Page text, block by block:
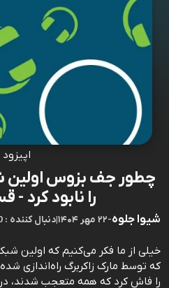
اپیزود
چطور جف بزوس اولین
را نابود کرد -
شیوا جلوه-۲۲ مهر ۱۴۰۴ |0 : دنبال کننده
خیلی از ما فکر می‌کنیم که اولین
که توسط مارک زاکربرگ راه‌اندازی